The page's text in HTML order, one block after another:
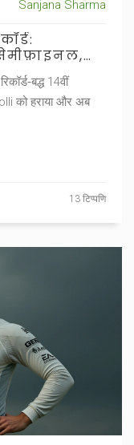
Sanjana Sharma
14वीं
को हराया और अब
13 टिप्पणि